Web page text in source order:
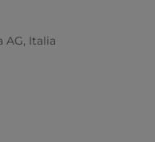
AG, Italia